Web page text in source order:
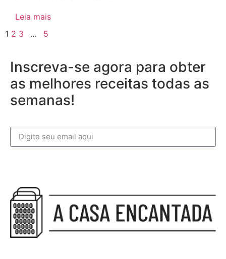
Leia mais
1 2 3 … 5
Inscreva-se agora para obter
as melhores receitas todas as
semanas!